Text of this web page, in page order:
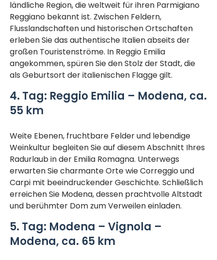
ländliche Region, die weltweit für ihren Parmigiano
Reggiano bekannt ist. Zwischen Feldern,
Flusslandschaften und historischen Ortschaften
erleben Sie das authentische Italien abseits der
großen Touristenströme. In Reggio Emilia
angekommen, spüren Sie den Stolz der Stadt, die
als Geburtsort der italienischen Flagge gilt.
4. Tag: Reggio Emilia – Modena, ca.
55 km
Weite Ebenen, fruchtbare Felder und lebendige
Weinkultur begleiten Sie auf diesem Abschnitt Ihres
Radurlaub in der Emilia Romagna. Unterwegs
erwarten Sie charmante Orte wie Correggio und
Carpi mit beeindruckender Geschichte. Schließlich
erreichen Sie Modena, dessen prachtvolle Altstadt
und berühmter Dom zum Verweilen einladen.
5. Tag: Modena – Vignola –
Modena, ca. 65 km